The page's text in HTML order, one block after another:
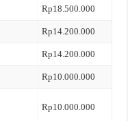
Rp18.500.000
Rp14.200.000
Rp14.200.000
Rp10.000.000
Rp10.000.000